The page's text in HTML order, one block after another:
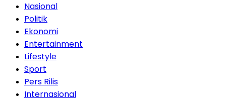
Nasional
Politik
Ekonomi
Entertainment
Lifestyle
Sport
Pers Rilis
Internasional